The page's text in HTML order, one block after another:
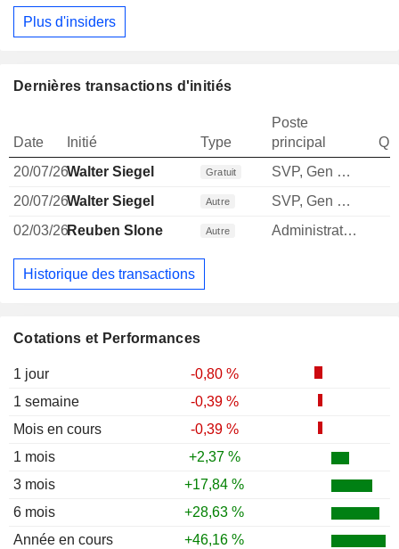
Cotations et Performances
1 jour
-0,80 %
1 semaine
-0,39 %
Mois en cours
-0,39 %
1 mois
+2,37 %
3 mois
+17,84 %
6 mois
+28,63 %
Année en cours
+46,16 %
Plus d'insiders
Dernières transactions d'initiés
Date Initié Type
Poste
principal
20/07/26Walter Siegel Gratuit SVP, Gen Counsel & Corp Sec
20/07/26Walter Siegel Autre
SVP, Gen Counsel & Corp Sec
02/03/26Reuben Slone Autre Administrateur
Historique des transactions